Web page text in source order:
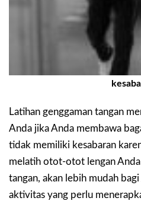
Latihan genggaman tangan
Anda jika Anda membawa
tidak memiliki kesabaran
melatih otot-otot lengan Anda
tangan, akan lebih mudah
aktivitas yang perlu